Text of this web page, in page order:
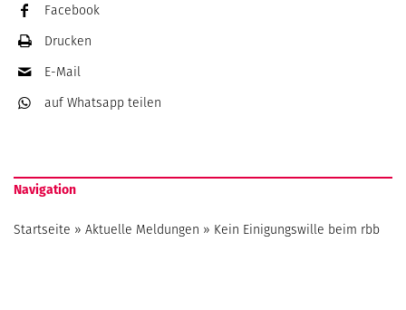
Facebook
Drucken
E-Mail
auf Whatsapp teilen
Navigation
Startseite » Aktuelle Meldungen » Kein Einigungswille beim rbb